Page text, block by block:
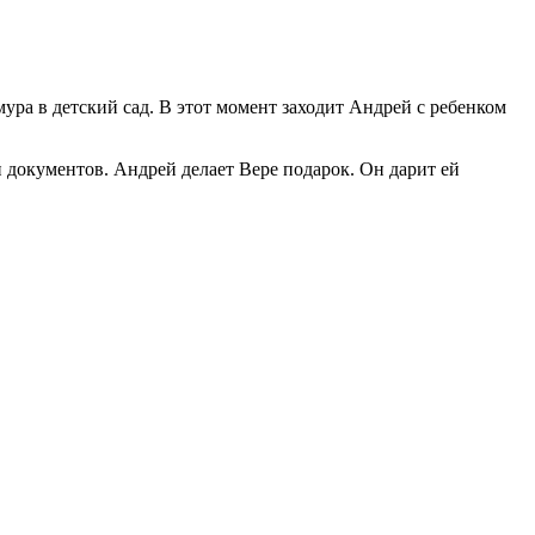
в детский сад. В этот момент заходит Андрей с ребенком
Андрей делает Вере подарок. Он дарит ей